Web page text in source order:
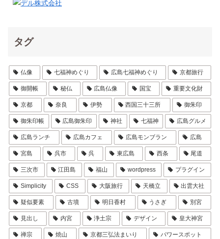
タグ
仏像 七福神めぐり 広島七福神めぐり 京都旅行
御開帳 秘仏 広島仏像 国宝 重要文化財
京都 奈良 伊勢 西国三十三所 御朱印
御朱印帳 広島御朱印 神社 七福神 広島グルメ
広島ランチ 広島カフェ 広島モンブラン 広島
宮島 呉市 呉 東広島 西条 尾道
三次市 江田島 福山 wordpress プラグイン
Simplicity CSS 大阪旅行 天橋立 出雲大社
疑似要素 古墳 明日香村 うさぎ 別宮
見出し 内宮 浄土宗 デザイン 皇大神宮
禅宗 焼山 京都三弘法まいり パワースポット